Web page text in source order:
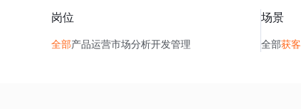
岗位
全部产品运营市场分析开发管理
场景
全部获客